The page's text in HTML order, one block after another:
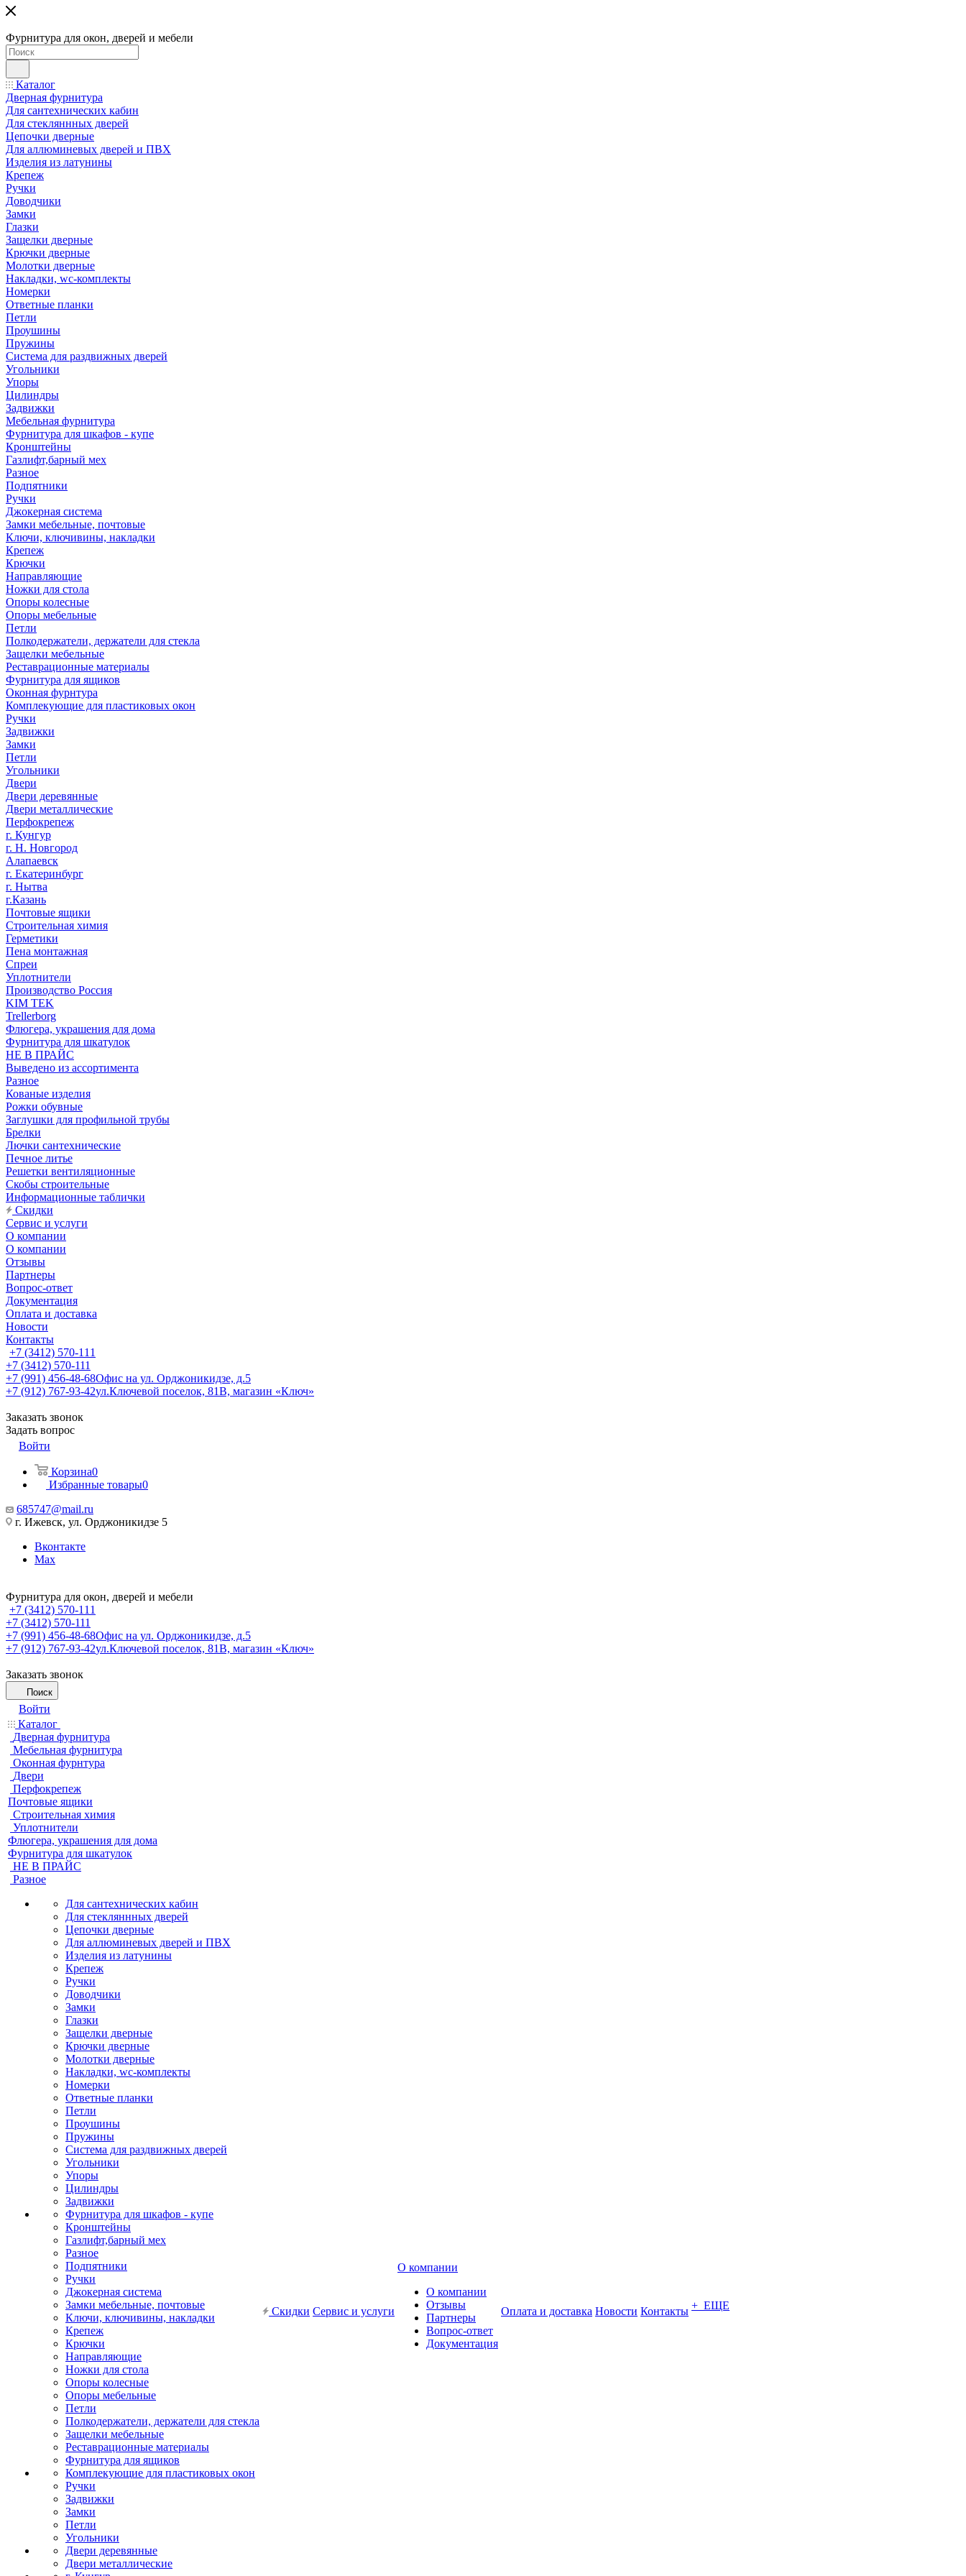
Фурнитура для окон, дверей и мебели
Каталог
Дверная фурнитура
Для сантехнических кабин
Для стекляннных дверей
Цепочки дверные
Для аллюминевых дверей и ПВХ
Изделия из латунины
Крепеж
Ручки
Доводчики
Замки
Глазки
Защелки дверные
Крючки дверные
Молотки дверные
Накладки, wc-комплекты
Номерки
Ответные планки
Петли
Проушины
Пружины
Система для раздвижных дверей
Угольники
Упоры
Цилиндры
Задвижки
Мебельная фурнитура
Фурнитура для шкафов - купе
Кронштейны
Газлифт,барный мех
Разное
Подпятники
Ручки
Джокерная система
Замки мебельные, почтовые
Ключи, ключивины, накладки
Крепеж
Крючки
Направляющие
Ножки для стола
Опоры колесные
Опоры мебельные
Петли
Полкодержатели, держатели для стекла
Защелки мебельные
Реставрационные материалы
Фурнитура для ящиков
Оконная фурнтура
Комплекующие для пластиковых окон
Ручки
Задвижки
Замки
Петли
Угольники
Двери
Двери деревянные
Двери металлические
Перфокрепеж
г. Кунгур
г. Н. Новгород
Алапаевск
г. Екатеринбург
г. Нытва
г.Казань
Почтовые ящики
Строительная химия
Герметики
Пена монтажная
Спреи
Уплотнители
Производство Россия
KIM TEK
Trellerborg
Флюгера, украшения для дома
Фурнитура для шкатулок
НЕ В ПРАЙС
Выведено из ассортимента
Разное
Кованые изделия
Рожки обувные
Заглушки для профильной трубы
Брелки
Лючки сантехнические
Печное литье
Решетки вентиляционные
Скобы строительные
Информационные таблички
Скидки
Сервис и услуги
О компании
О компании
Отзывы
Партнеры
Вопрос-ответ
Документация
Оплата и доставка
Новости
Контакты
+7 (3412) 570-111
+7 (3412) 570-111
+7 (991) 456-48-68Офис на ул. Орджоникидзе, д.5
+7 (912) 767-93-42ул.Ключевой поселок, 81В, магазин «Ключ»
Заказать звонок
Задать вопрос
Войти
Корзина0
Избранные товары0
685747@mail.ru
г. Ижевск, ул. Орджоникидзе 5
Вконтакте
Max
Фурнитура для окон, дверей и мебели
+7 (3412) 570-111
+7 (3412) 570-111
+7 (991) 456-48-68Офис на ул. Орджоникидзе, д.5
+7 (912) 767-93-42ул.Ключевой поселок, 81В, магазин «Ключ»
Заказать звонок
Поиск
Войти
Каталог
Дверная фурнитура
Мебельная фурнитура
Оконная фурнтура
Двери
Перфокрепеж
Почтовые ящики
Строительная химия
Уплотнители
Флюгера, украшения для дома
Фурнитура для шкатулок
НЕ В ПРАЙС
Разное
Для сантехнических кабин
Для стекляннных дверей
Цепочки дверные
Для аллюминевых дверей и ПВХ
Изделия из латунины
Крепеж
Ручки
Доводчики
Замки
Глазки
Защелки дверные
Крючки дверные
Молотки дверные
Накладки, wc-комплекты
Номерки
Ответные планки
Петли
Проушины
Пружины
Система для раздвижных дверей
Угольники
Упоры
Цилиндры
Задвижки
Фурнитура для шкафов - купе
Кронштейны
Газлифт,барный мех
Разное
Подпятники
Ручки
Джокерная система
Замки мебельные, почтовые
Ключи, ключивины, накладки
Крепеж
Крючки
Направляющие
Ножки для стола
Опоры колесные
Опоры мебельные
Петли
Полкодержатели, держатели для стекла
Защелки мебельные
Реставрационные материалы
Фурнитура для ящиков
Комплекующие для пластиковых окон
Ручки
Задвижки
Замки
Петли
Угольники
Двери деревянные
Двери металлические
Скидки Сервис и услуги
О компании
О компании
Отзывы
Партнеры
Вопрос-ответ
Документация
Оплата и доставка Новости Контакты + ЕЩЕ